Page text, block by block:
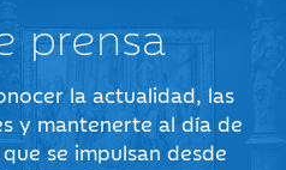
prensa
la actualidad, las
y mantenerte al día de
se impulsan desde